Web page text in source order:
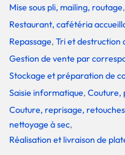
Mise sous pli, mailing, routage,
Restaurant, cafétéria
Repassage, Tri et destruction
Gestion de vente par
Stockage et préparation de
Saisie informatique, Couture,
Couture, reprisage, retouches
nettoyage à sec,
Réalisation et livraison de